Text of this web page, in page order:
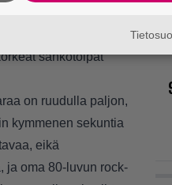
mutta kolhut ja
irrotella ja kyltit
sähkötolpat
on ruudulla paljon,
kymmenen sekuntia
eikä
ja oma 80-luvun rock-